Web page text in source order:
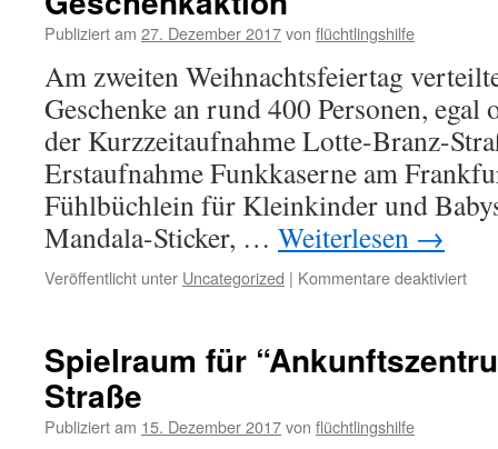
Publiziert am 27. Dezember 2017von flüchtlingshilfe
Am zweiten Weihnachtsfeiertag
Geschenke an rund 400 Personen,
der Kurzzeitaufnahme Lotte-Branz-
Erstaufnahme Funkkaserne am
Fühlbüchlein für Kleinkinder und
Mandala-Sticker, … Weiterlesen →
Veröffentlicht unter Uncategorized | Kommentare deaktiviert
Spielraum für
Straße
Publiziert am 15. Dezember 2017von flüchtlingshilfe